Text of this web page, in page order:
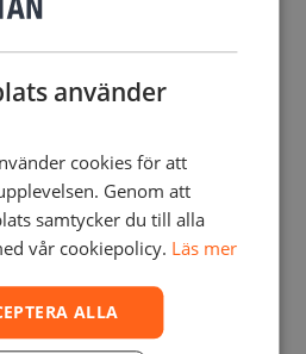
använder
cookies för att
Genom att
samtycker du till alla
vår cookiepolicy. Läs mer
ALLA